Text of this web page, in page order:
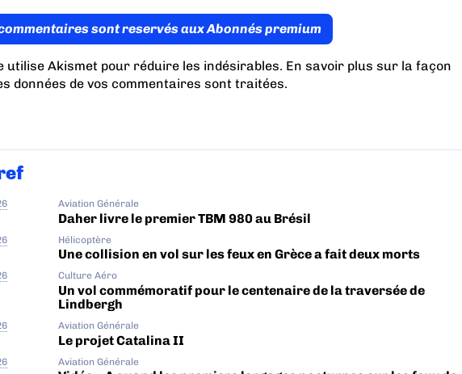
sont reservés aux Abonnés premium
utilise Akismet pour réduire les indésirables. En savoir plus sur la façon
données de vos commentaires sont traitées.
Aviation Générale
Daher livre le premier TBM 980 au Brésil
Hélicoptère
Une collision en vol sur les feux en Grèce a fait deux morts
Culture Aéro
Un vol commémoratif pour le centenaire de la traversée de
Lindbergh
Aviation Générale
Le projet Catalina II
Aviation Générale